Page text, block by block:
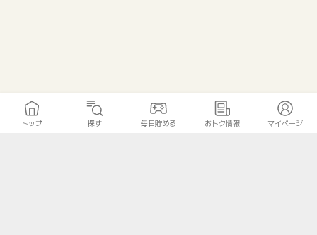
トップ 探す 毎日貯める おトク情報 マイページ